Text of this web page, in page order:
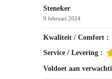
Steneker
9 februari 2024
Kwaliteit / Comfort :
Service / Levering :
Voldoet aan